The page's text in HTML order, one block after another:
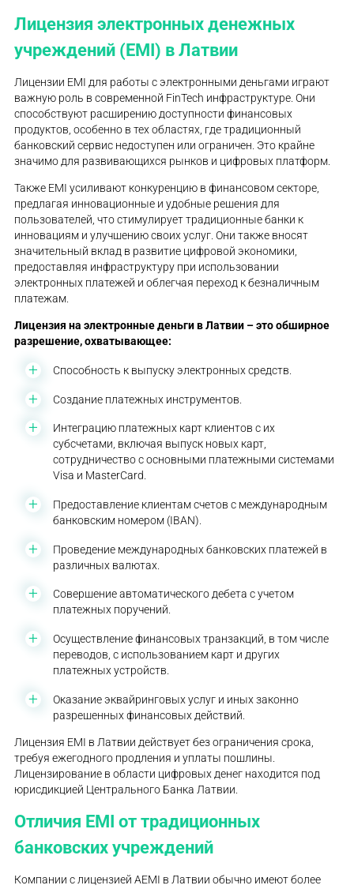
Лицензия электронных денежных
учреждений (EMI) в Латвии
Лицензии EMI для работы с электронными деньгами играют
важную роль в современной FinTech инфраструктуре. Они
способствуют расширению доступности финансовых
продуктов, особенно в тех областях, где традиционный
банковский сервис недоступен или ограничен. Это крайне
значимо для развивающихся рынков и цифровых платформ.
Также EMI усиливают конкуренцию в финансовом секторе,
предлагая инновационные и удобные решения для
пользователей, что стимулирует традиционные банки к
инновациям и улучшению своих услуг. Они также вносят
значительный вклад в развитие цифровой экономики,
предоставляя инфраструктуру при использовании
электронных платежей и облегчая переход к безналичным
платежам.
Лицензия на электронные деньги в Латвии – это обширное
разрешение, охватывающее:
Способность к выпуску электронных средств.
Создание платежных инструментов.
Интеграцию платежных карт клиентов с их
субсчетами, включая выпуск новых карт,
сотрудничество с основными платежными системами
Visa и MasterCard.
Предоставление клиентам счетов с международным
банковским номером (IBAN).
Проведение международных банковских платежей в
различных валютах.
Совершение автоматического дебета с учетом
платежных поручений.
Осуществление финансовых транзакций, в том числе
переводов, с использованием карт и других
платежных устройств.
Оказание эквайринговых услуг и иных законно
разрешенных финансовых действий.
Лицензия EMI в Латвии действует без ограничения срока,
требуя ежегодного продления и уплаты пошлины.
Лицензирование в области цифровых денег находится под
юрисдикцией Центрального Банка Латвии.
Отличия EMI от традиционных
банковских учреждений
Компании с лицензией AEMI в Латвии обычно имеют более